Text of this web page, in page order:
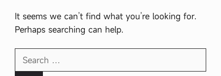
It seems we can’t find what you’re looking for.
Perhaps searching can help.
Search